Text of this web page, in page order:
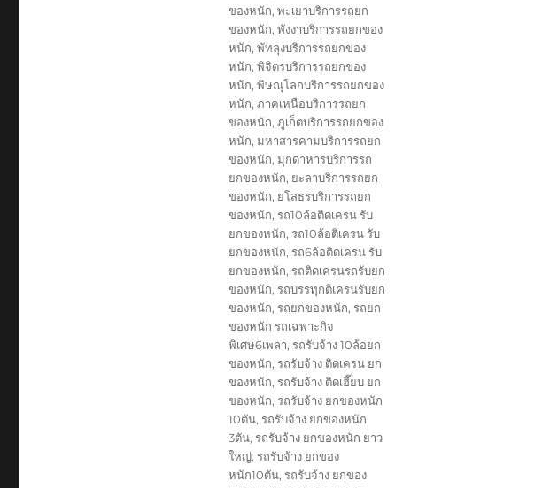
ของหนัก, พะเยาบริการรถยก
ของหนัก, พังงาบริการรถยกของ
หนัก, พัทลุงบริการรถยกของ
หนัก, พิจิตรบริการรถยกของ
หนัก, พิษณุโลกบริการรถยกของ
หนัก, ภาคเหนือบริการรถยก
ของหนัก, ภูเก็ตบริการรถยกของ
หนัก, มหาสารคามบริการรถยก
ของหนัก, มุกดาหารบริการรถ
ยกของหนัก, ยะลาบริการรถยก
ของหนัก, ยโสธรบริการรถยก
ของหนัก, รถ10ล้อติดเครน รับ
ยกของหนัก, รถ10ล้อติเครน รับ
ยกของหนัก, รถ6ล้อติดเครน รับ
ยกของหนัก, รถติดเครนรถรับยก
ของหนัก, รถบรรทุกติเครนรับยก
ของหนัก, รถยกของหนัก, รถยก
ของหนัก รถเฉพาะกิจ
พิเศษ6เพลา, รถรับจ้าง 10ล้อยก
ของหนัก, รถรับจ้าง ติดเครน ยก
ของหนัก, รถรับจ้าง ติดเฮี๊ยบ ยก
ของหนัก, รถรับจ้าง ยกของหนัก
10ตัน, รถรับจ้าง ยกของหนัก
3ตัน, รถรับจ้าง ยกของหนัก ยาว
ใหญ่, รถรับจ้าง ยกของ
หนัก10ตัน, รถรับจ้าง ยกของ